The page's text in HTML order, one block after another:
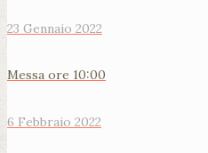
23 Gennaio 2022
Messa ore 10:00
6 Febbraio 2022